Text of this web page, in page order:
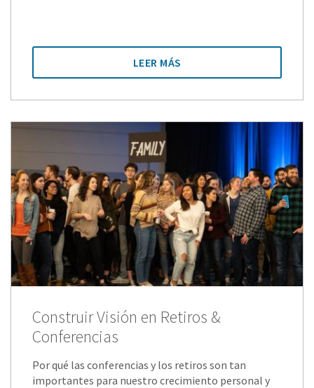
LEER MÁS
Construir Visión en Retiros &
Conferencias
Por qué las conferencias y los retiros son tan
importantes para nuestro crecimiento personal y